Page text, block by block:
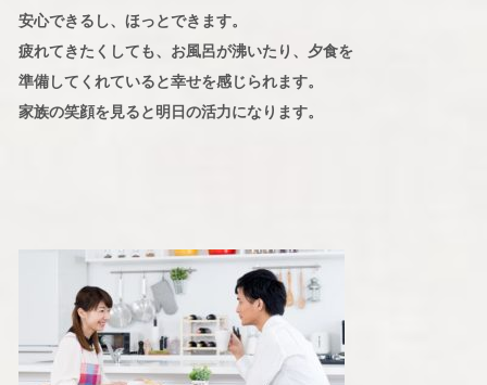
安心できるし、ほっとできます。
疲れてきたくしても、お風呂が沸いたり、夕食を
準備してくれていると幸せを感じられます。
家族の笑顔を見ると明日の活力になります。